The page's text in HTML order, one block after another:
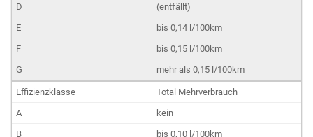
(entfällt)
bis 0,14 l/100km
bis 0,15 l/100km
mehr als 0,15 l/100km
Total Mehrverbrauch
kein
bis 0,10 l/100km